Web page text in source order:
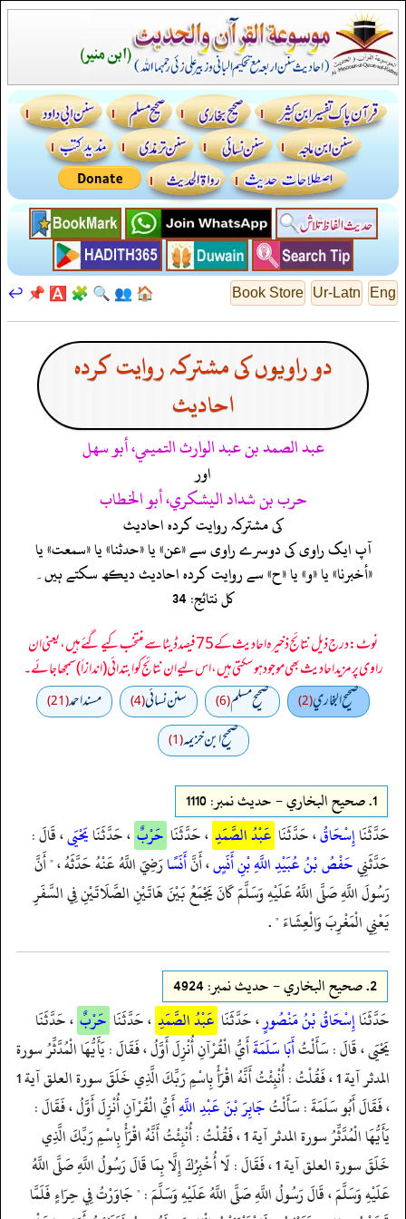
Eng
Ur-Latn
Book Store
🏠
👥
🔍
🧩
🅰️
📌
↩️
دو راویوں کی مشترکہ روایت کردہ
احادیث
عبد الصمد بن عبد الوارث التميمي، أبو سهل
اور
حرب بن شداد اليشكري، أبو الخطاب
کی مشترکہ روایت کردہ احادیث
آپ ایک راوی کی دوسرے راوی سے «عن» یا «حدثنا» یا «سمعت» یا
«أخبرنا» یا «و» یا «ح» سے روایت کردہ احادیث دیکھ سکتے ہیں۔
کل نتائج: 34
نوٹ: درج ذیل نتائج ذخیرہ احادیث کے 75 فیصد ڈیٹا سے منتخب کیے گئے ہیں، یعنی ان
راوی پر مزید احادیث بھی موجود ہو سکتی ہیں، اس لیے ان نتائج کو ابتدائی (اندازاً) سمجھا جائے۔
صحيح البخاري(2) صحيح مسلم(6) سنن نسائي(4) مسند احمد(21)
صحيح ابن خزيمه(1)
1. صحيح البخاري - حدیث نمبر: 1110
حَدَّثَنَاإِسْحَاقُ، حَدَّثَنَا عَبْدُ الصَّمَدِ ، حَدَّثَنَا حَرْبٌ ، حَدَّثَنَايَحْيَى، قَالَ :
حَدَّثَنِيحَفْصُ بْنُ عُبَيْدِ اللَّهِ بْنِ أَنَسٍ، أَنَّأَنَسًارَضِيَ اللَّهُ عَنْهُ حَدَّثَهُ ، " أَنَّ
رَسُولَ اللَّهِ صَلَّى اللَّهُ عَلَيْهِ وَسَلَّمَ كَانَ يَجْمَعُ بَيْنَ هَاتَيْنِ الصَّلَاتَيْنِ فِي السَّفَرِ
يَعْنِي الْمَغْرِبَ وَالْعِشَاءَ " .
2. صحيح البخاري - حدیث نمبر: 4924
حَدَّثَنَاإِسْحَاقُ بْنُ مَنْصُورٍ، حَدَّثَنَا عَبْدُ الصَّمَدِ ، حَدَّثَنَا حَرْبٌ ، حَدَّثَنَا
يَحْيَى ، قَالَ : سَأَلْتُأَبَا سَلَمَةَأَيُّ الْقُرْآنِ أُنْزِلَ أَوَّلُ ، فَقَالَ : يَأَيُّهَا الْمُدَّثِّرُ سورة
المدثر آية 1 ، فَقُلْتُ : أُنْبِئْتُ أَنَّهُ اقْرَأْ بِاسْمِ رَبِّكَ الَّذِي خَلَقَ سورة العلق آية 1
، فَقَالَ أَبُو سَلَمَةَ : سَأَلْتُجَابِرَ بْنَ عَبْدِ اللَّهِأَيُّ الْقُرْآنِ أُنْزِلَ أَوَّلُ ، فَقَالَ :
يَأَيُّهَا الْمُدَّثِّرُ سورة المدثر آية 1 ، فَقُلْتُ : أُنْبِئْتُ أَنَّهُ اقْرَأْ بِاسْمِ رَبِّكَ الَّذِي
خَلَقَ سورة العلق آية 1 ، فَقَالَ : لَا أُخْبِرُكَ إِلَّا بِمَا قَالَ رَسُولُ اللَّهِ صَلَّى اللَّهُ
عَلَيْهِ وَسَلَّمَ ، قَالَ رَسُولُ اللَّهِ صَلَّى اللَّهُ عَلَيْهِ وَسَلَّمَ : " جَاوَرْتُ فِي حِرَاءٍ فَلَمَّا